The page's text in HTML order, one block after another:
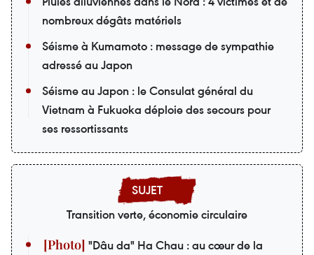
nombreux dégâts matériels
Séisme à Kumamoto : message de sympathie
adressé au Japon
Séisme au Japon : le Consulat général du
Vietnam à Fukuoka déploie des secours pour
ses ressortissants
Transition verte, économie circulaire
"Dâu da" Ha Chau : au cœur de la